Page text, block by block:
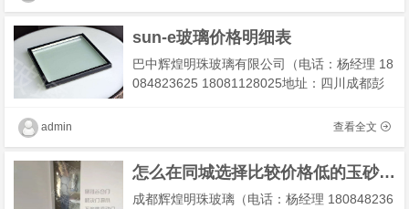
sun-e玻璃价格明细表
巴中辉煌明珠玻璃有限公司（电话：杨经理 18
084823625 18081128025地址：四川成都彭
璃，半透夹丝玻璃我们有专业技术团队为您解
查看全文
admin
怎么在同城选择比较价格低的玉砂玻璃厂家
成都辉煌明珠玻璃（电话：杨经理 180848236